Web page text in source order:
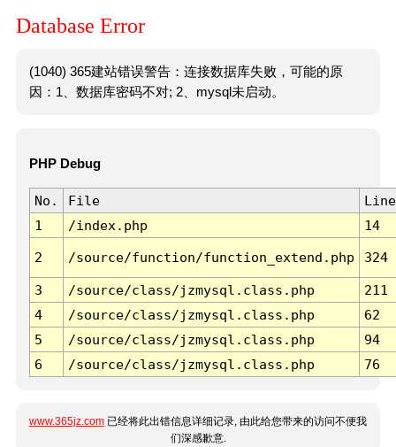
Database Error
(1040) 365建站错误警告：连接数据库失败，可能的原
因：1、数据库密码不对; 2、mysql未启动。
PHP Debug
No. File
Line
1
/index.php 14
2 /source/function/function_extend.php 324
3 /source/class/jzmysql.class.php
211
4
/source/class/jzmysql.class.php
62
5
/source/class/jzmysql.class.php
94
6
/source/class/jzmysql.class.php 76
www.365jz.com 已经将此出错信息详细记录, 由此给您带来的访问不便我
们深感歉意.